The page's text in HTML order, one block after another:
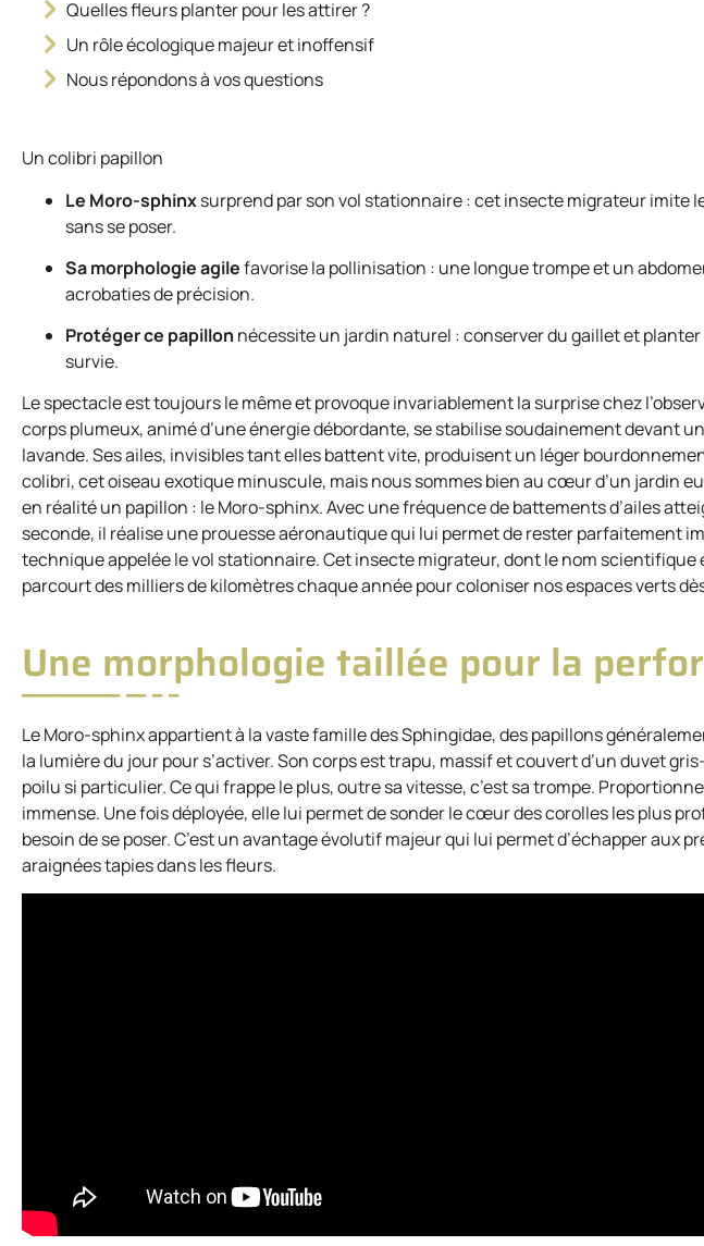
Quelles fleurs planter pour les attirer ?
Un rôle écologique majeur et inoffensif
Nous répondons à vos questions
Un colibri papillon
Le Moro-sphinxsurprend par son vol stationnaire : cet insecte migrateur imite
sans se poser.
Sa morphologie agilefavorise la pollinisation : une longue trompe et un
acrobaties de précision.
Protéger ce papillon nécessite un jardin naturel : conserver du gaillet et
survie.
Le spectacle est toujours le même et provoque invariablement la surprise chez
corps plumeux, animé d’une énergie débordante, se stabilise soudainement devant
lavande. Ses ailes, invisibles tant elles battent vite, produisent un léger
colibri, cet oiseau exotique minuscule, mais nous sommes bien au cœur d’un jardin
en réalité un papillon : le Moro-sphinx. Avec une fréquence de battements d’ailes
seconde, il réalise une prouesse aéronautique qui lui permet de rester parfaitement
technique appelée le vol stationnaire. Cet insecte migrateur, dont le nom
parcourt des milliers de kilomètres chaque année pour coloniser nos espaces verts
Une morphologie taillée pour la
Le Moro-sphinx appartient à la vaste famille des Sphingidae, des papillons
la lumière du jour pour s’activer. Son corps est trapu, massif et couvert d’un duvet
poilu si particulier. Ce qui frappe le plus, outre sa vitesse, c’est sa trompe.
immense. Une fois déployée, elle lui permet de sonder le cœur des corolles les plus
besoin de se poser. C’est un avantage évolutif majeur qui lui permet d’échapper aux
araignées tapies dans les fleurs.